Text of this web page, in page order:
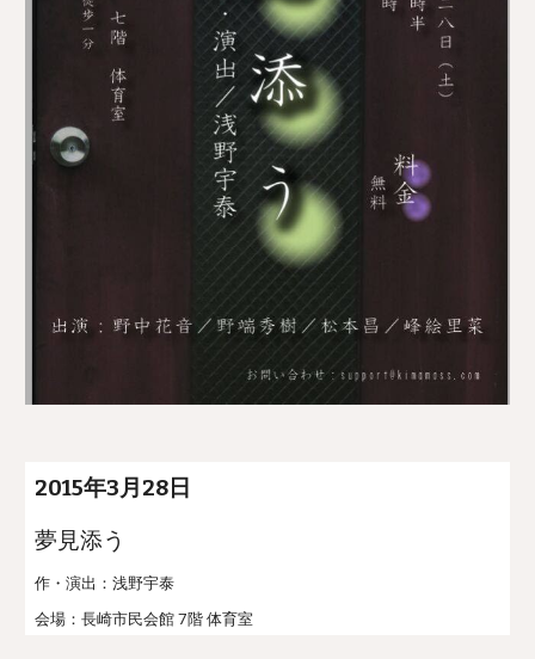
2015年3月 28 日
夢見添う
作・演出：浅野宇泰
会場：長崎市民会館 7階 体育室